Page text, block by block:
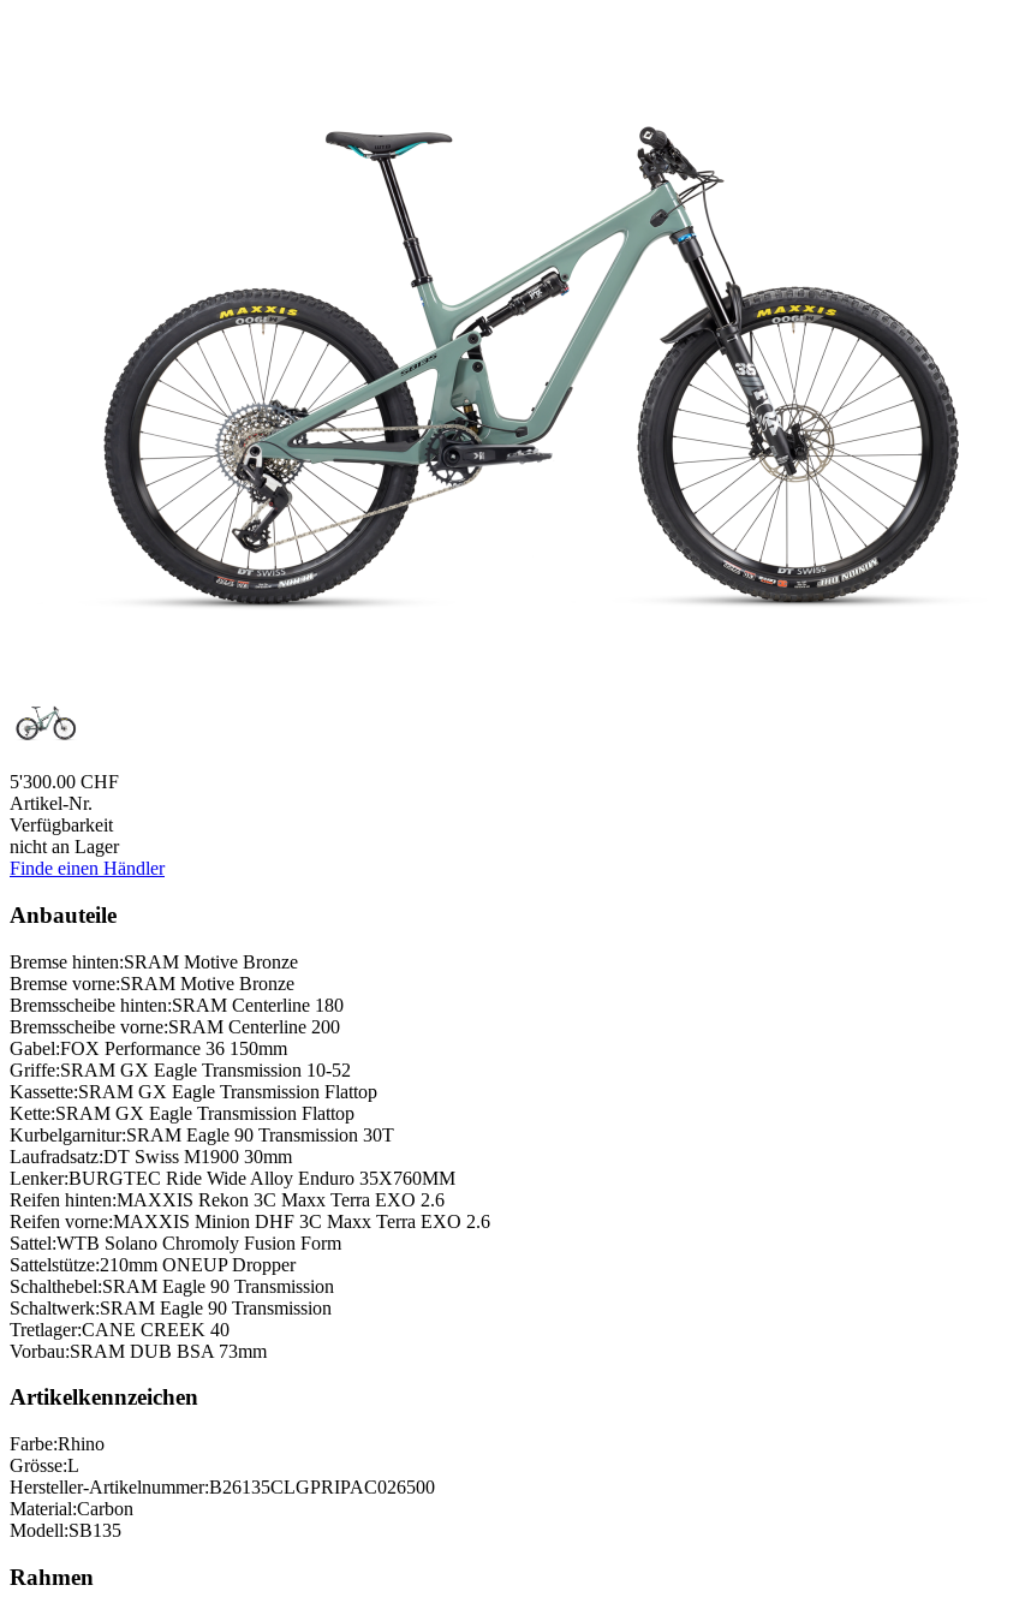
5'300.00 CHF
Artikel-Nr.
Verfügbarkeit
nicht an Lager
Finde einen Händler
Anbauteile
Bremse hinten:SRAM Motive Bronze
Bremse vorne:SRAM Motive Bronze
Bremsscheibe hinten:SRAM Centerline 180
Bremsscheibe vorne:SRAM Centerline 200
Gabel:FOX Performance 36 150mm
Griffe:SRAM GX Eagle Transmission 10-52
Kassette:SRAM GX Eagle Transmission Flattop
Kette:SRAM GX Eagle Transmission Flattop
Kurbelgarnitur:SRAM Eagle 90 Transmission 30T
Laufradsatz:DT Swiss M1900 30mm
Lenker:BURGTEC Ride Wide Alloy Enduro 35X760MM
Reifen hinten:MAXXIS Rekon 3C Maxx Terra EXO 2.6
Reifen vorne:MAXXIS Minion DHF 3C Maxx Terra EXO 2.6
Sattel:WTB Solano Chromoly Fusion Form
Sattelstütze:210mm ONEUP Dropper
Schalthebel:SRAM Eagle 90 Transmission
Schaltwerk:SRAM Eagle 90 Transmission
Tretlager:CANE CREEK 40
Vorbau:SRAM DUB BSA 73mm
Artikelkennzeichen
Farbe:Rhino
Grösse:L
Hersteller-Artikelnummer:B26135CLGPRIPAC026500
Material:Carbon
Modell:SB135
Rahmen